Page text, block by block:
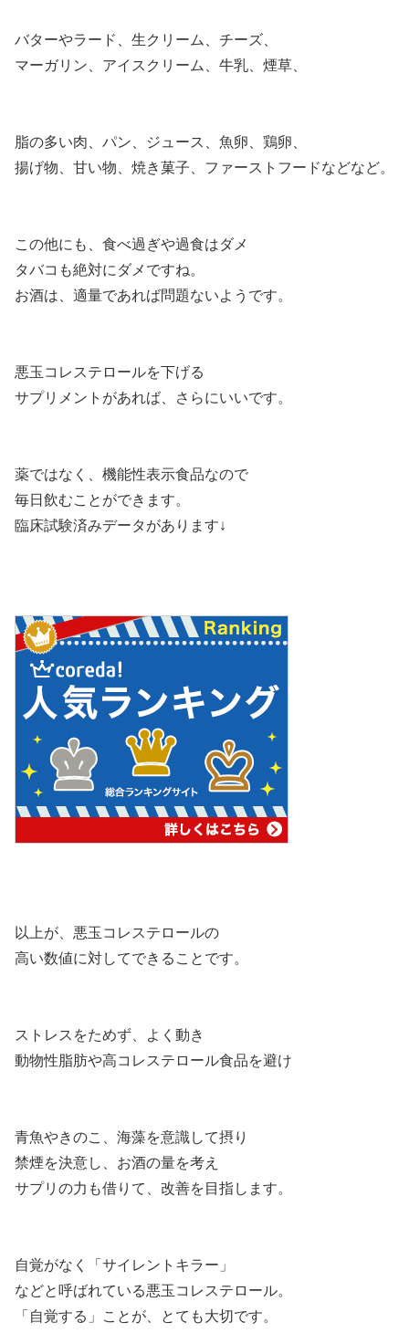
バターやラード、生クリーム、チーズ、
マーガリン、アイスクリーム、牛乳、煙草、
脂の多い肉、パン、ジュース、魚卵、鶏卵、
揚げ物、甘い物、焼き菓子、ファーストフードなどなど。
この他にも、食べ過ぎや過食はダメ
タバコも絶対にダメですね。
お酒は、適量であれば問題ないようです。
悪玉コレステロールを下げる
サプリメントがあれば、さらにいいです。
薬ではなく、機能性表示食品なので
毎日飲むことができます。
臨床試験済みデータがあります↓
以上が、悪玉コレステロールの
高い数値に対してできることです。
ストレスをためず、よく動き
動物性脂肪や高コレステロール食品を避け
青魚やきのこ、海藻を意識して摂り
禁煙を決意し、お酒の量を考え
サプリの力も借りて、改善を目指します。
自覚がなく「サイレントキラー」
などと呼ばれている悪玉コレステロール。
「自覚する」ことが、とても大切です。